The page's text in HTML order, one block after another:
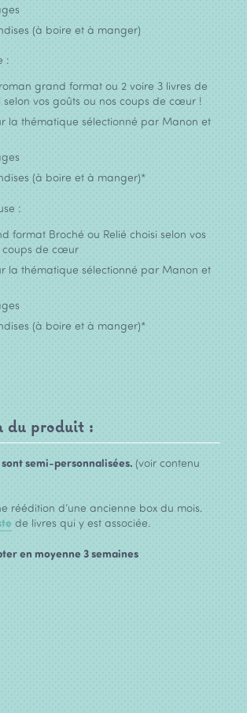
(à boire et à manger)
:
roman grand format ou 2 voire 3 livres de
selon vos goûts ou nos coups de cœur !
la thématique sélectionné par Manon et
(à boire et à manger)*
:
format Broché ou Relié choisi selon vos
coups de cœur
la thématique sélectionné par Manon et
(à boire et à manger)*
du produit :
sont semi-personnalisées. (voir contenu
réédition d’une ancienne box du mois.
de livres qui y est associée.
en moyenne 3 semaines